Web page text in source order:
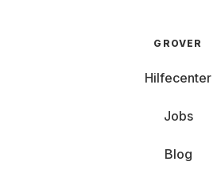
GROVER
Hilfecenter
Jobs
Blog